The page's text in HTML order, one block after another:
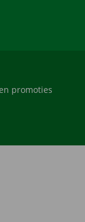
promoties